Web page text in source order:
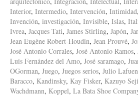
Interior, Intermedio, Intervención, Intimidad,
Invención, investigación, Invisible, Islas,
Ivrea, Jacques Tati, James Stirling, Japón,
Jean Eugène Robert-Houdin, Jean Prouvé,
José Antonio Corrales, José Antonio Ramos,
Luis Fernández del Amo, José saramago,
OGorman, Juego, Juegos serios, Julio
Baracco, Kandinsky, Kay Fisker, Kazuyo
Wachdmann, Koppel, La Bata Shoe